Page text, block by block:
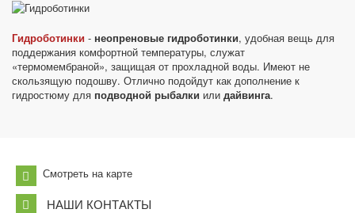
Гидроботинки - неопреновые гидроботинки, удобная вещь для
поддержания комфортной температуры, служат
«термомембраной», защищая от прохладной воды. Имеют не
скользящую подошву. Отлично подойдут как дополнение к
гидростюму для подводной рыбалки или дайвинга.
Смотреть на карте
НАШИ КОНТАКТЫ